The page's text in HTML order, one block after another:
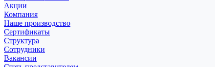
Акции
Компания
Наше производство
Сертификаты
Структура
Сотрудники
Вакансии